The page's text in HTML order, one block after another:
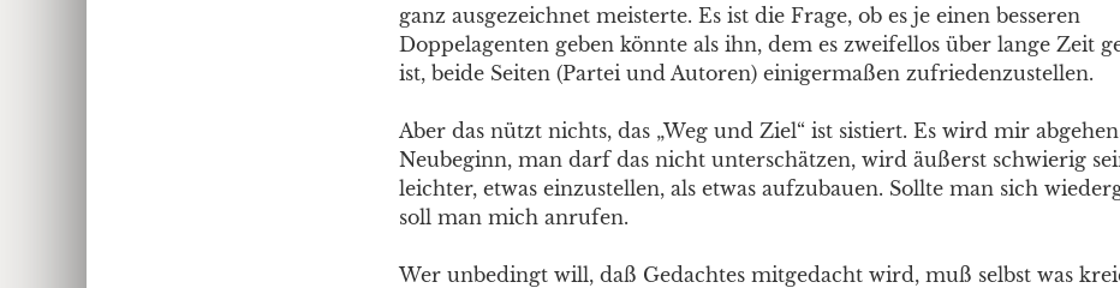
ganz ausgezeichnet meisterte. Es ist die Frage, ob es je einen besseren
Doppelagenten geben könnte als ihn, dem es zweifellos über lange Zeit
ist, beide Seiten (Partei und Autoren) einigermaßen zufriedenzustellen.
Aber das nützt nichts, das „Weg und Ziel“ ist sistiert. Es wird mir
Neubeginn, man darf das nicht unterschätzen, wird äußerst schwierig
leichter, etwas einzustellen, als etwas aufzubauen. Sollte man sich
soll man mich anrufen.
Wer unbedingt will, daß Gedachtes mitgedacht wird, muß selbst was